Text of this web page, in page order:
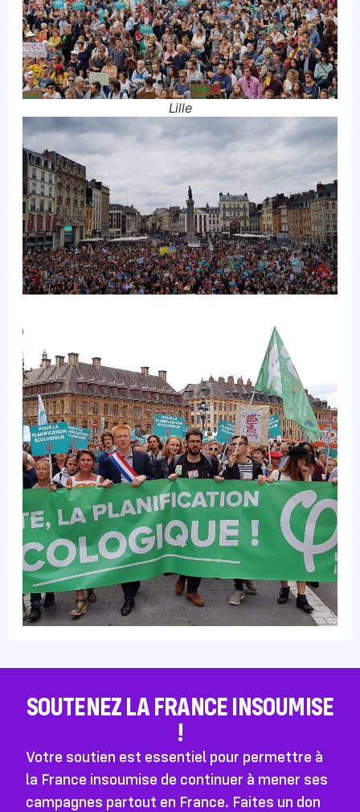
Lille
SOUTENEZ LA FRANCE INSOUMISE
!
Votre soutien est essentiel pour permettre à
la France insoumise de continuer à mener ses
campagnes partout en France. Faites un don